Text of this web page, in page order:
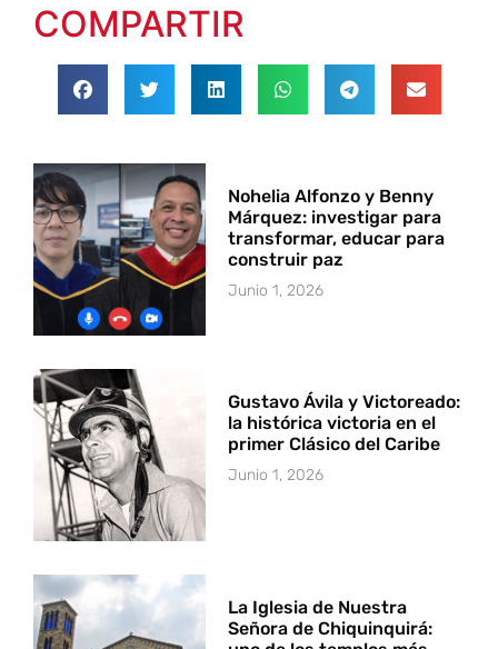
COMPARTIR
Nohelia Alfonzo y Benny
Márquez: investigar para
transformar, educar para
construir paz
Junio 1, 2026
Gustavo Ávila y Victoreado:
la histórica victoria en el
primer Clásico del Caribe
Junio 1, 2026
La Iglesia de Nuestra
Señora de Chiquinquirá: